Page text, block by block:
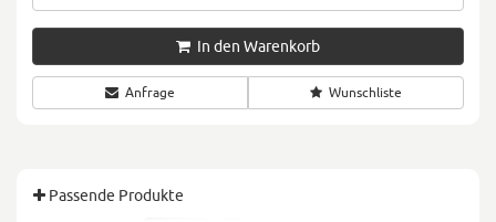
In den Warenkorb
Anfrage Wunschliste
Passende Produkte